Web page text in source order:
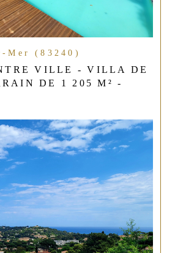
Mer (83240)
VILLE - VILLA DE
DE 1 205 M² -